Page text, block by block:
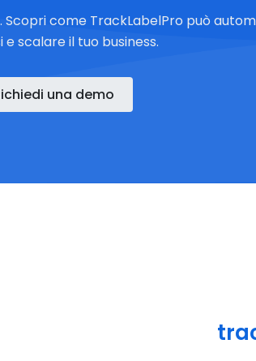
Scopri come TrackLabelPro può
e scalare il tuo business.
una demo